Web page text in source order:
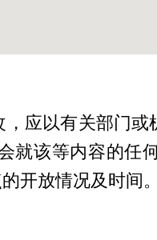
应以有关部门
就该等内容的任
开放情况及时间。